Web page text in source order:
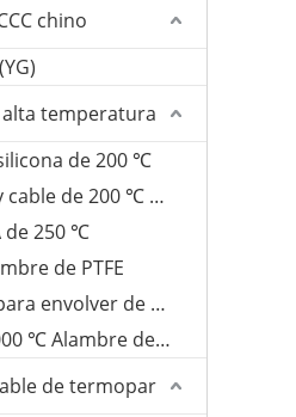
chino
temperatura
de 200 ℃
Alambre y cable de 200 ℃ FEP
de 250 ℃
de PTFE
Alambre para envolver de fibra de vidrio de 350 ℃
450 ℃ -1000 ℃ Alambre de mica
de termopar